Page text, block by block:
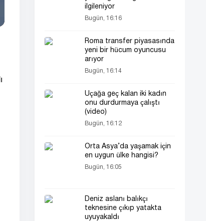
ilgileniyor
Bugün, 16:16
Roma transfer piyasasında
yeni bir hücum oyuncusu
arıyor
Bugün, 16:14
Uçağa geç kalan iki kadın
onu durdurmaya çalıştı
(video)
Bugün, 16:12
Orta Asya’da yaşamak için
en uygun ülke hangisi?
Bugün, 16:05
Deniz aslanı balıkçı
teknesine çıkıp yatakta
uyuyakaldı